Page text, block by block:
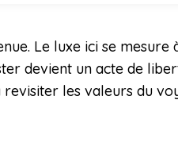
Le luxe ici se mesure
devient un acte de
les valeurs du